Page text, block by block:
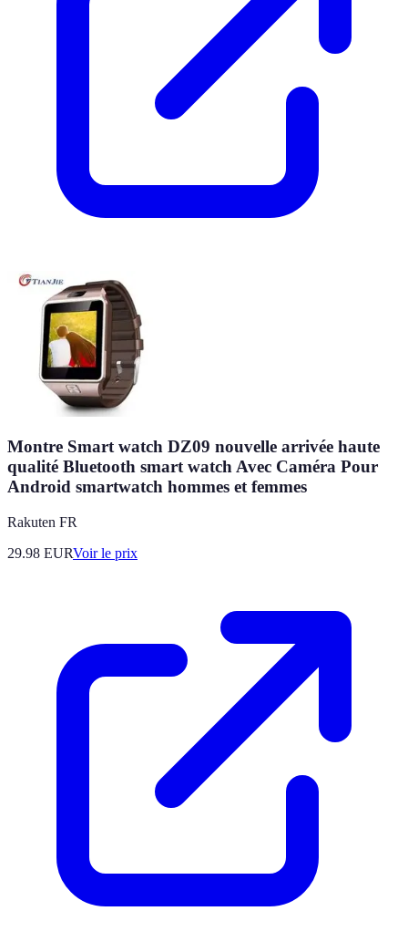
Montre Smart watch DZ09 nouvelle arrivée haute
qualité Bluetooth smart watch Avec Caméra Pour
Android smartwatch hommes et femmes
Rakuten FR
29.98 EURVoir le prix